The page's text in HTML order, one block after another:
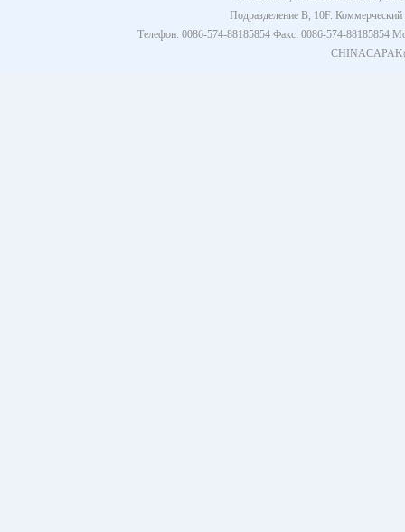
Подразделение B, 10F.
Телефон: 0086-574-88185854 Факс: 0086-574-88185854